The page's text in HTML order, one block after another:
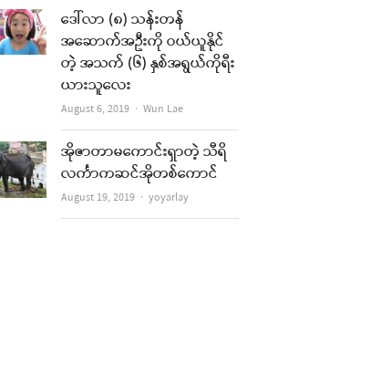
ဒေါ်လာ (၈) သန်းတန်
အဆောက်အဦးကို ဝယ်ယူနိုင်
တဲ့ အသက် (၆) နှစ်အရွယ်ကိုရီး
ယားသူလေး
August 6, 2019 Author
Wun Lae
အိုဇာတာမကောင်းရှာတဲ့ သီရိ
လင်္ကာကဆင်အိုတစ်ကောင်
August 19, 2019 Author
yoyarlay